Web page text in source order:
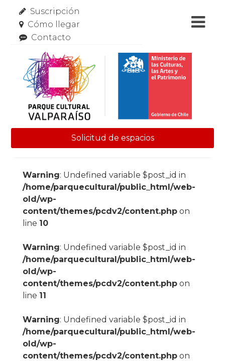
Suscripción
Cómo llegar
Contacto
Solicitud de espacios
Warning: Undefined variable $post_id in
/home/parquecultural/public_html/web-
old/wp-
content/themes/pcdv2/content.phpon
line 10
Warning: Undefined variable $post_id in
/home/parquecultural/public_html/web-
old/wp-
content/themes/pcdv2/content.phpon
line 11
Warning: Undefined variable $post_id in
/home/parquecultural/public_html/web-
old/wp-
content/themes/pcdv2/content.phpon